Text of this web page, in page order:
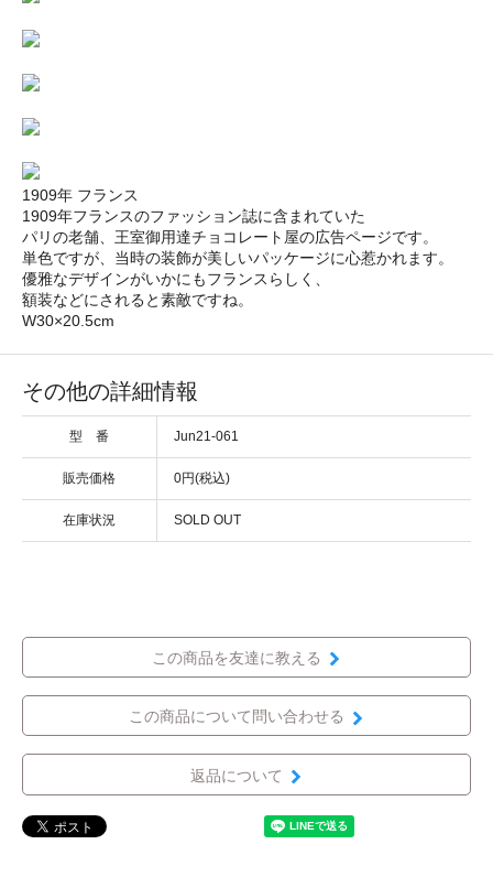
1909年 フランス
1909年フランスのファッション誌に含まれていた
パリの老舗、王室御用達チョコレート屋の広告ページです。
単色ですが、当時の装飾が美しいパッケージに心惹かれます。
優雅なデザインがいかにもフランスらしく、
額装などにされると素敵ですね。
W30×20.5cm
その他の詳細情報
型 番 Jun21-061
販売価格 0円(税込)
在庫状況 SOLD OUT
この商品を友達に教える
この商品について問い合わせる
返品について